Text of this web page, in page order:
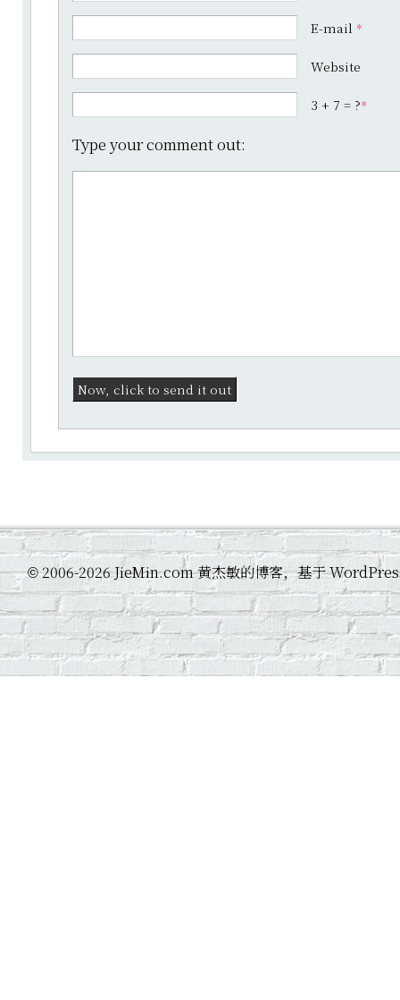
E-mail *
Website
3 + 7 = ?*
Type your comment out:
©2006-2026 JieMin.com 黄杰敏的博客，基于